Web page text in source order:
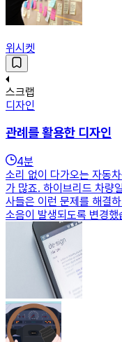
위시켓
스크랩
디자인
관례를 활용한 디자인
4분
소리 없이 다가오는 자동
가 많죠. 하이브리드 차량
사들은 이런 문제를 해결
소음이 발생되도록 변경했